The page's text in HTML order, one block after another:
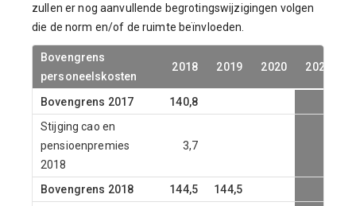
zullen er nog aanvullende begrotingswijzigingen volgen
die de norm en/of de ruimte beïnvloeden.
Bovengrens
personeelskosten
2018 2019 2020 2021
Bovengrens 2017
140,8
Stijging cao en
pensioenpremies
2018
3,7
Bovengrens 2018 144,5
144,5